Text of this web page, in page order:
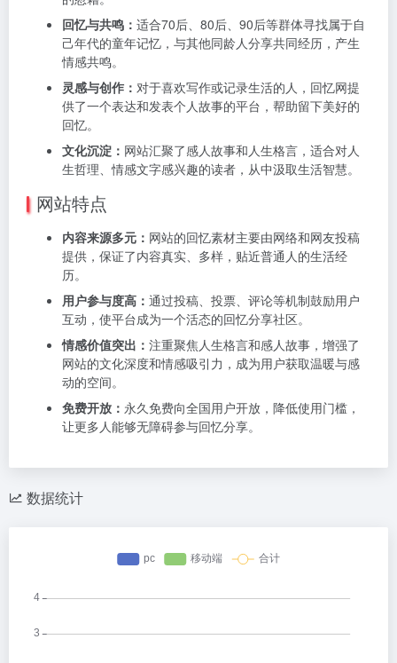
回忆与共鸣： 适合70后、80后、90后等群体寻找属于自
己年代的童年记忆，与其他同龄人分享共同经历，产生
情感共鸣。
灵感与创作： 对于喜欢写作或记录生活的人，回忆网提
供了一个表达和发表个人故事的平台，帮助留下美好的
回忆。
文化沉淀： 网站汇聚了感人故事和人生格言，适合对人
生哲理、情感文字感兴趣的读者，从中汲取生活智慧。
网站特点
内容来源多元： 网站的回忆素材主要由网络和网友投稿
提供，保证了内容真实、多样，贴近普通人的生活经
历。
用户参与度高： 通过投稿、投票、评论等机制鼓励用户
互动，使平台成为一个活态的回忆分享社区。
情感价值突出： 注重聚焦人生格言和感人故事，增强了
网站的文化深度和情感吸引力，成为用户获取温暖与感
动的空间。
免费开放： 永久免费向全国用户开放，降低使用门槛，
让更多人能够无障碍参与回忆分享。
数据统计